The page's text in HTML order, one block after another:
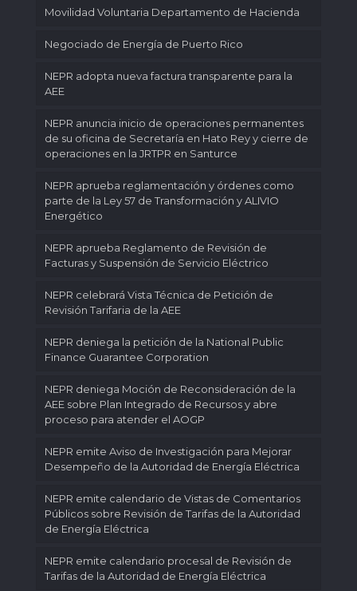
Movilidad Voluntaria Departamento de Hacienda
Negociado de Energía de Puerto Rico
NEPR adopta nueva factura transparente para la
AEE
NEPR anuncia inicio de operaciones permanentes
de su oficina de Secretaría en Hato Rey y cierre de
operaciones en la JRTPR en Santurce
NEPR aprueba reglamentación y órdenes como
parte de la Ley 57 de Transformación y ALIVIO
Energético
NEPR aprueba Reglamento de Revisión de
Facturas y Suspensión de Servicio Eléctrico
NEPR celebrará Vista Técnica de Petición de
Revisión Tarifaria de la AEE
NEPR deniega la petición de la National Public
Finance Guarantee Corporation
NEPR deniega Moción de Reconsideración de la
AEE sobre Plan Integrado de Recursos y abre
proceso para atender el AOGP
NEPR emite Aviso de Investigación para Mejorar
Desempeño de la Autoridad de Energía Eléctrica
NEPR emite calendario de Vistas de Comentarios
Públicos sobre Revisión de Tarifas de la Autoridad
de Energía Eléctrica
NEPR emite calendario procesal de Revisión de
Tarifas de la Autoridad de Energía Eléctrica